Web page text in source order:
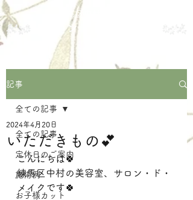
サロン・ド・メイク
練馬区中村の美容室
記事
全ての記事
定休日のご案内
施術例
お子様カット
全ての記事
いただきもの💕
2024年4月20日
こんにちは🍀
練馬区中村の美容室、サロン・ド・
メイクです🍀